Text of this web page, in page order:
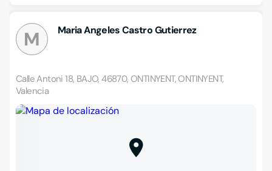
M Maria Angeles Castro Gutierrez
Calle Antoni 18, BAJO, 46870, ONTINYENT, ONTINYENT,
Valencia